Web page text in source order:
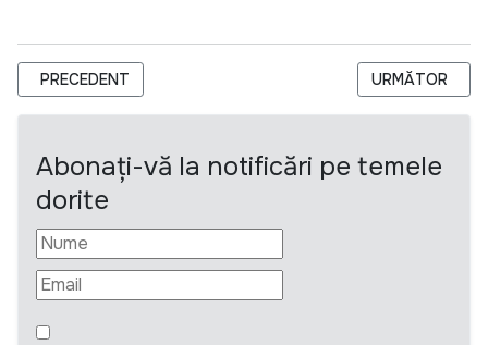
ARTICOL PRECEDENT: I.P. CENTRUL NAȚIONAL PENTRU
PRECEDENT ARTICOLUL
URMĂTOR
Abonați-vă la notificări pe temele
dorite